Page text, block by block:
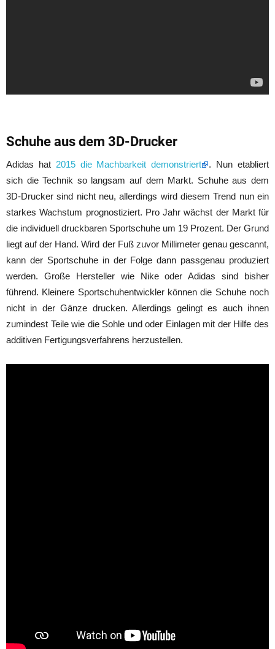
Schuhe aus dem 3D-Drucker
Adidas hat 2015 die Machbarkeit demonstriert
. Nun etabliert
sich die Technik so langsam auf dem Markt. Schuhe aus dem
3D-Drucker sind nicht neu, allerdings wird diesem Trend nun ein
starkes Wachstum prognostiziert. Pro Jahr wächst der Markt für
die individuell druckbaren Sportschuhe um 19 Prozent. Der Grund
liegt auf der Hand. Wird der Fuß zuvor Millimeter genau gescannt,
kann der Sportschuhe in der Folge dann passgenau produziert
werden. Große Hersteller wie Nike oder Adidas sind bisher
führend. Kleinere Sportschuhentwickler können die Schuhe noch
nicht in der Gänze drucken. Allerdings gelingt es auch ihnen
zumindest Teile wie die Sohle und oder Einlagen mit der Hilfe des
additiven Fertigungsverfahrens herzustellen.